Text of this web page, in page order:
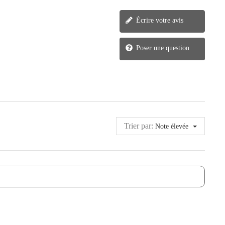
Écrire votre avis
Poser une question
Trier par: Note élevée